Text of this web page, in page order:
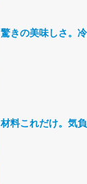
驚きの美味しさ。
材料これだけ。気